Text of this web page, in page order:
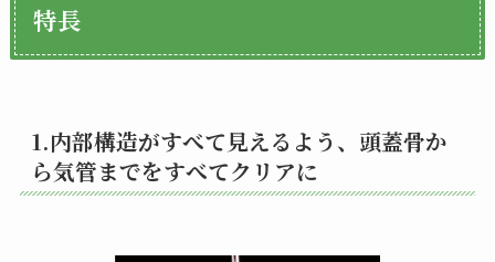
特長
1.内部構造がすべて見えるよう、頭蓋骨か
ら気管までをすべてクリアに